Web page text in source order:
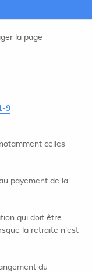
la page
9
celles
payement de la
qui doit être
la retraite n'est
du